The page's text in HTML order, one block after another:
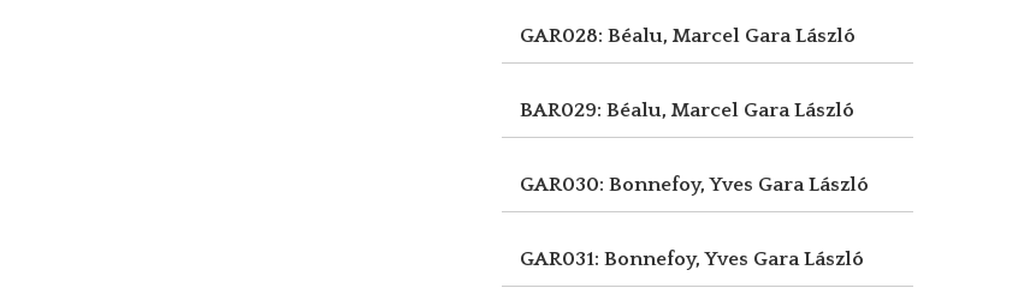
GAR028: Béalu, Marcel Gara László
BAR029: Béalu, Marcel Gara László
GAR030: Bonnefoy, Yves Gara László
GAR031: Bonnefoy, Yves Gara László